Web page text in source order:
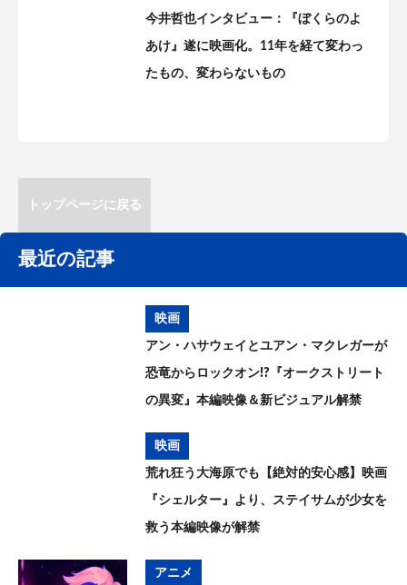
今井哲也インタビュー：『ぼくらのよ
あけ』遂に映画化。11年を経て変わっ
たもの、変わらないもの
トップページに戻る
最近の記事
映画
アン・ハサウェイとユアン・マクレガーが
恐竜からロックオン!?『オークストリート
の異変』本編映像＆新ビジュアル解禁
映画
荒れ狂う大海原でも【絶対的安心感】映画
『シェルター』より、ステイサムが少女を
救う本編映像が解禁
アニメ